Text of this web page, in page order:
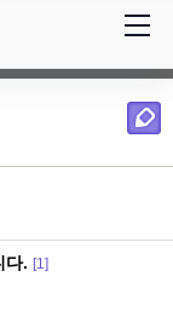
다. [1]